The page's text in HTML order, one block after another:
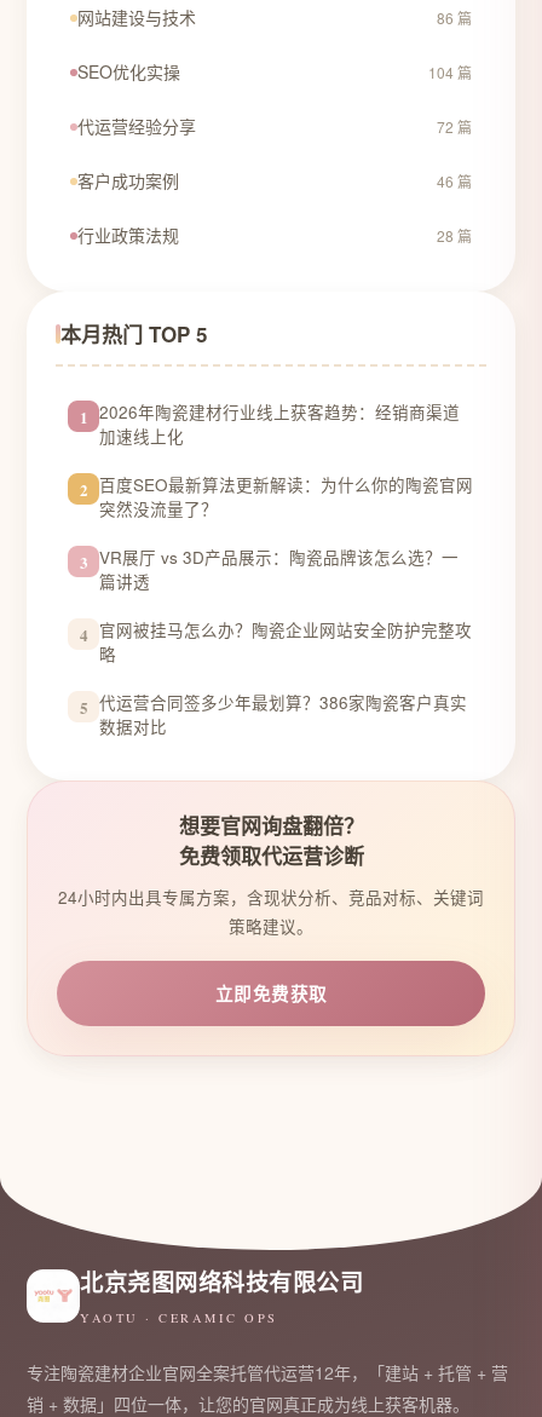
网站建设与技术 86 篇
SEO优化实操 104 篇
代运营经验分享 72 篇
客户成功案例 46 篇
行业政策法规 28 篇
本月热门 TOP 5
1 2026年陶瓷建材行业线上获客趋势：经销商渠道
加速线上化
2 百度SEO最新算法更新解读：为什么你的陶瓷官网
突然没流量了？
3 VR展厅 vs 3D产品展示：陶瓷品牌该怎么选？一
篇讲透
4 官网被挂马怎么办？陶瓷企业网站安全防护完整攻
略
5 代运营合同签多少年最划算？386家陶瓷客户真实
数据对比
想要官网询盘翻倍？
免费领取代运营诊断
24小时内出具专属方案，含现状分析、竞品对标、关键词
策略建议。
立即免费获取
北京尧图网络科技有限公司
YAOTU · CERAMIC OPS
专注陶瓷建材企业官网全案托管代运营12年，「建站 + 托管 + 营
销 + 数据」四位一体，让您的官网真正成为线上获客机器。